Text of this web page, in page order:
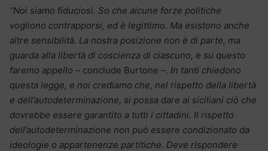
“Noi siamo fiduciosi. So che alcune forze politiche
vogliono contrapporsi, ed è legittimo. Ma esistono anche
altre sensibilità. La nostra posizione non è di parte, ma
guarda alla libertà di coscienza di ciascuno, e su questo
faremo appello – conclude Burtone –. In tanti chiedono
questa legge, e noi crediamo che, nel rispetto della libertà
e dell’autodeterminazione, si possa dare ai siciliani ciò che
dovrebbe essere garantito a tutti i cittadini. Il rispetto
dell’autodeterminazione non può essere condizionato da
ideologie o appartenenze partitiche. Deve rispondere